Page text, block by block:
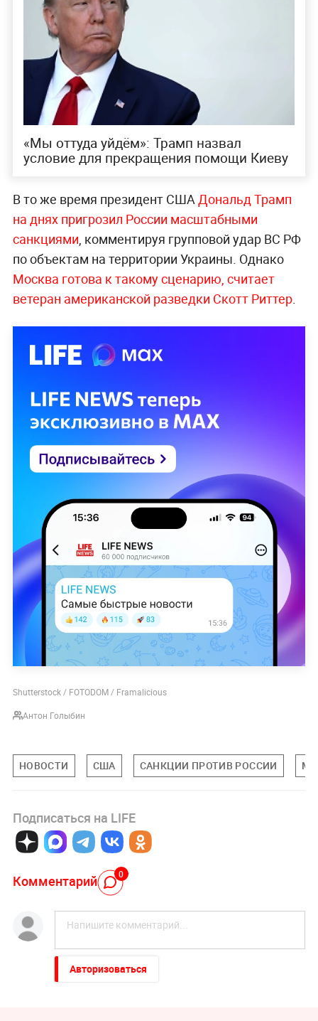
«Мы оттуда уйдём»: Трамп назвал
условие для прекращения помощи Киеву
В то же время президент СШАДональд Трамп
на днях пригрозил России масштабными
санкциями, комментируя групповой удар ВС РФ
по объектам на территории Украины. Однако
Москва готова к такому сценарию, считает
ветеран американской разведки Скотт Риттер.
Shutterstock / FOTODOM / Framalicious
Антон Голыбин
НОВОСТИ США САНКЦИИ ПРОТИВ РОССИИ
Подписаться на LIFE
Комментарий 0
Авторизоваться